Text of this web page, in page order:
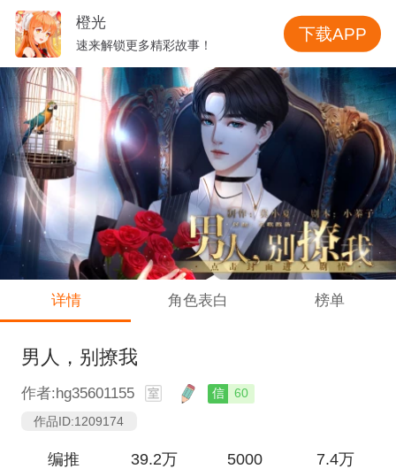
详情 角色表白 榜单
男人，别撩我
作者:hg35601155 信
60
作品ID:1209174
编推 39.2万 5000 7.4万
橙光
速来解锁更多精彩故事！
下载APP